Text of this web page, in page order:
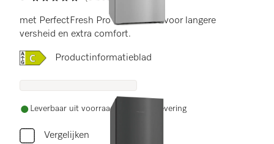
5 sterren op 5
met PerfectFresh Pro en NoFrost voor langere
versheid en extra comfort.
Online Label Flag, Energielabel
Productinformatieblad
Leverbaar uit voorraad met gratis levering
Vergelijken